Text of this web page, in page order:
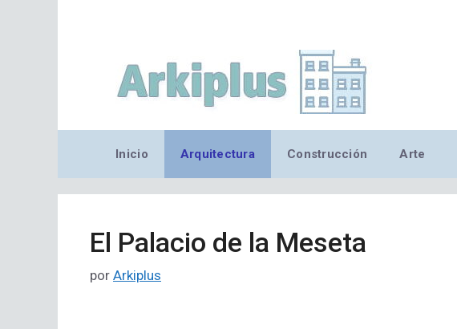
Inicio Arquitectura Construcción Arte
El Palacio de la Meseta
por Arkiplus